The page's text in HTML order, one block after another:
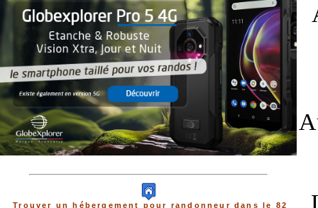
Trouver un hébergement pour randonneur dans le 82